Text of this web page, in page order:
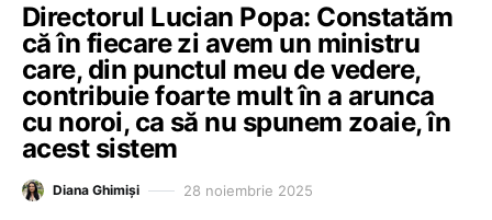
Directorul Lucian Popa: Constatăm
că în fiecare zi avem un ministru
care, din punctul meu de vedere,
contribuie foarte mult în a arunca
cu noroi, ca să nu spunem zoaie, în
acest sistem
Diana Ghimiși 28 noiembrie 2025